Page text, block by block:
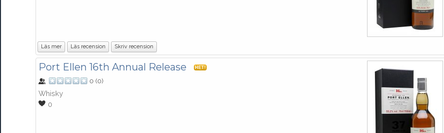
Läs mer Läs recension Skriv recension
Port Ellen 16th Annual Release HET!
0 (0)
Whisky
0
Recenserad avJohnny
Four Roses Small Batch
89